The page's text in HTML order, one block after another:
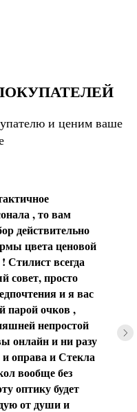
и ценим ваше
, то вам
действительно
цвета ценовой
Стилист всегда
совет, просто
и я вас
парой очков ,
непростой
онлайн и ни разу
и оправа и Стекла
вообще без
оптику будет
от души и